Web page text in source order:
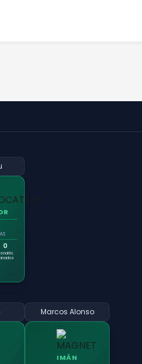
0
Marcos Alonso
IMÁN